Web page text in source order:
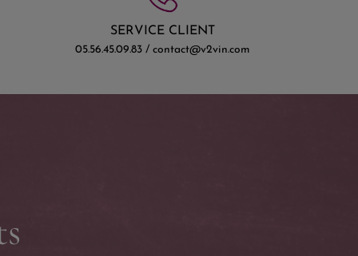
SERVICE CLIENT
05.56.45.09.83 / contact@v2vin.com